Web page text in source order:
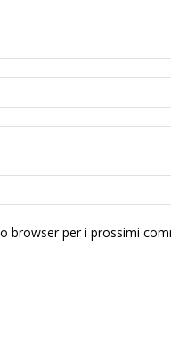
browser per i prossimi